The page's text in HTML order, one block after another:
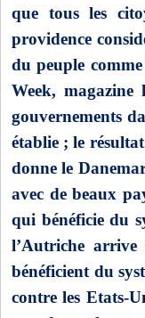
que tous les
providence
du peuple
Week, magazine
gouvernements
établie ; le
donne le
avec de beaux
qui bénéficie du
l’Autriche arrive
bénéficient du
contre les Etats-